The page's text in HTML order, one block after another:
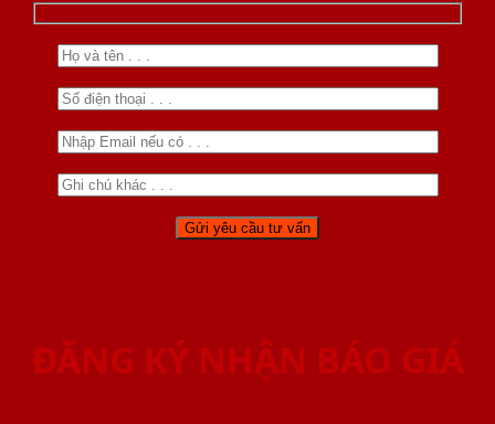
ĐĂNG KÝ NHẬN BÁO GIÁ